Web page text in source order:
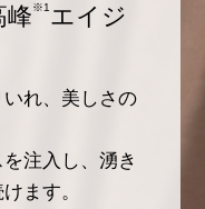
峰※1 エイジ
れ、美しさの
注入し、湧き
ます。